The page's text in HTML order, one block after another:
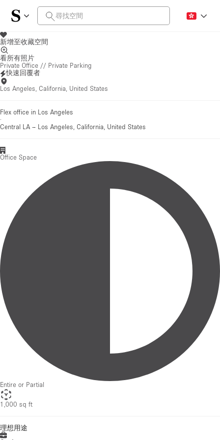
新增至收藏空間
看所有照片
Private Office // Private Parking
快速回覆者
Los Angeles, California, United States
Flex office in Los Angeles
·
Central LA – Los Angeles, California, United States
Office Space
Entire or Partial
1,000 sq ft
理想用途